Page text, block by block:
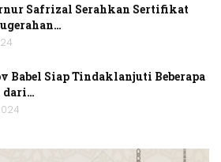
Safrizal Serahkan Sertifikat
Babel Siap Tindaklanjuti Beberapa
dari…